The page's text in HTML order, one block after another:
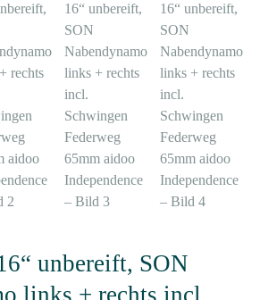
unbereift, SON
links + rechts incl.